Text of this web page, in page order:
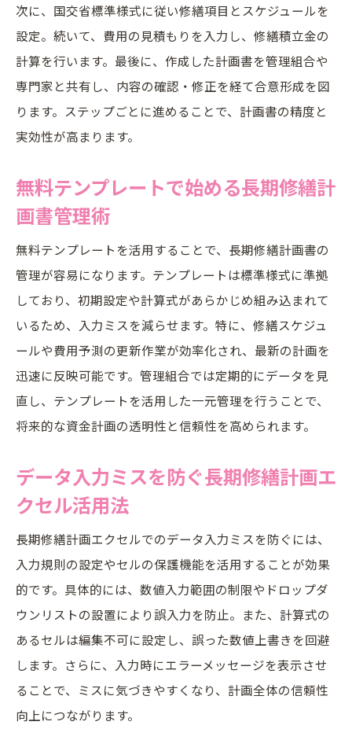
次に、国交省標準様式に従い修繕項目とスケジュールを
設定。続いて、費用の見積もりを入力し、修繕積立金の
計算を行います。最後に、作成した計画書を管理組合や
専門家と共有し、内容の確認・修正を経て合意形成を図
ります。ステップごとに進めることで、計画書の精度と
実効性が高まります。
無料テンプレートで始める長期修繕計
画書管理術
無料テンプレートを活用することで、長期修繕計画書の
管理が容易になります。テンプレートは標準様式に準拠
しており、初期設定や計算式があらかじめ組み込まれて
いるため、入力ミスを減らせます。特に、修繕スケジュ
ールや費用予測の更新作業が効率化され、最新の計画を
迅速に反映可能です。管理組合では定期的にデータを見
直し、テンプレートを活用した一元管理を行うことで、
将来的な資金計画の透明性と信頼性を高められます。
データ入力ミスを防ぐ長期修繕計画エ
クセル活用法
長期修繕計画エクセルでのデータ入力ミスを防ぐには、
入力規則の設定やセルの保護機能を活用することが効果
的です。具体的には、数値入力範囲の制限やドロップダ
ウンリストの設置により誤入力を防止。また、計算式の
あるセルは編集不可に設定し、誤った数値上書きを回避
します。さらに、入力時にエラーメッセージを表示させ
ることで、ミスに気づきやすくなり、計画全体の信頼性
向上につながります。